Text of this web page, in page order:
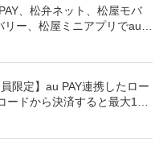
、松弁ネット、松屋モバ
ー、松屋ミニアプリでau
限定】au PAY連携したロー
ードから決済すると最大100